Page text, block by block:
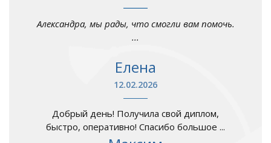
Александра, мы рады, что смогли вам помочь.
...
Елена
12.02.2026
Добрый день! Получила свой диплом,
быстро, оперативно! Спасибо большое ...